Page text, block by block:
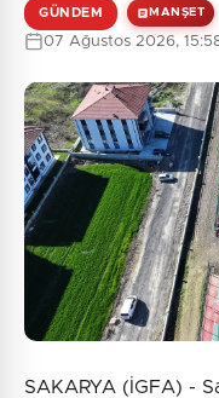
GÜNDEM MANŞET
07 Ağustos 2026,
SAKARYA (İGFA) -